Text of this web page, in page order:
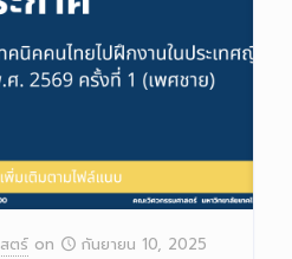
ตร์ on กันยายน 10, 2025